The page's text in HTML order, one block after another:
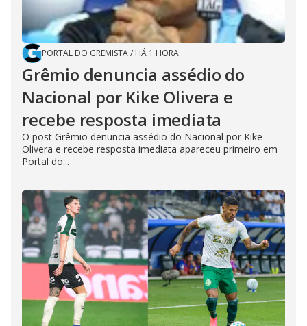
PORTAL DO GREMISTA/ HÁ 1 HORA
Grêmio denuncia assédio do
Nacional por Kike Olivera e
recebe resposta imediata
O post Grêmio denuncia assédio do Nacional por Kike
Olivera e recebe resposta imediata apareceu primeiro em
Portal do...